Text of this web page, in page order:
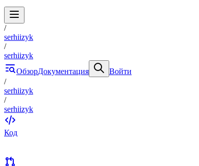
/
serhiizyk
/
serhiizyk
ОбзорДокументация
Войти
/
serhiizyk
/
serhiizyk
Код